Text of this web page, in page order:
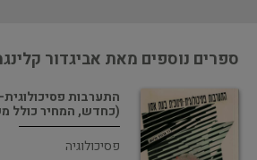
ספרים נוספים מאת אביגדור
התערבות
(כחדש, המחיר כולל
פסיכולוגיה